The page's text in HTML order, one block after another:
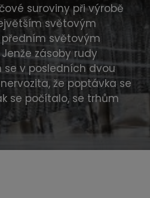
suroviny při výrobě
světovým
světovým
zásoby rudy
v posledních dvou
že poptávka se
se počítalo, se trhům